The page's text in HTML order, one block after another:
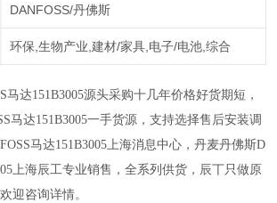
DANFOSS/丹佛斯
环保,生物产业,建材/家具,电子/电池,综合
马达151B3005源头采购十几年价格好货期短，
马达151B3005一手货源，支持选择售后安装调
马达151B3005上海消息中心，丹麦丹佛斯D
上海辰工专业销售，全系列供货，辰丅只做原
迎咨询详情。